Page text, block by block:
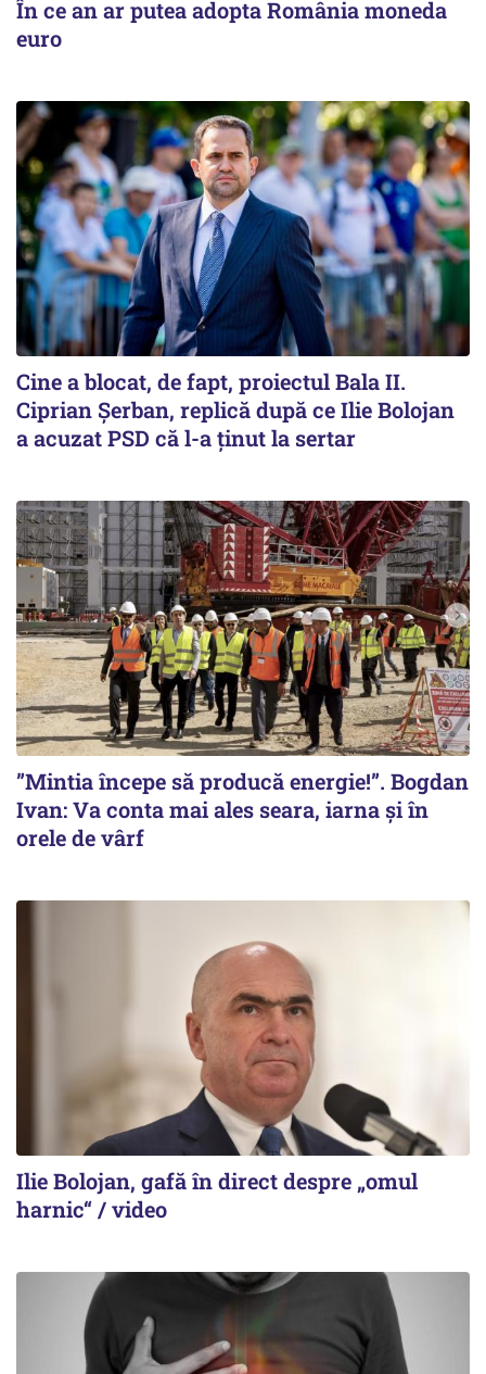
În ce an ar putea adopta România moneda
euro
Cine a blocat, de fapt, proiectul Bala II.
Ciprian Șerban, replică după ce Ilie Bolojan
a acuzat PSD că l-a ținut la sertar
”Mintia începe să producă energie!”. Bogdan
Ivan: Va conta mai ales seara, iarna și în
orele de vârf
Ilie Bolojan, gafă în direct despre „omul
harnic“ / video